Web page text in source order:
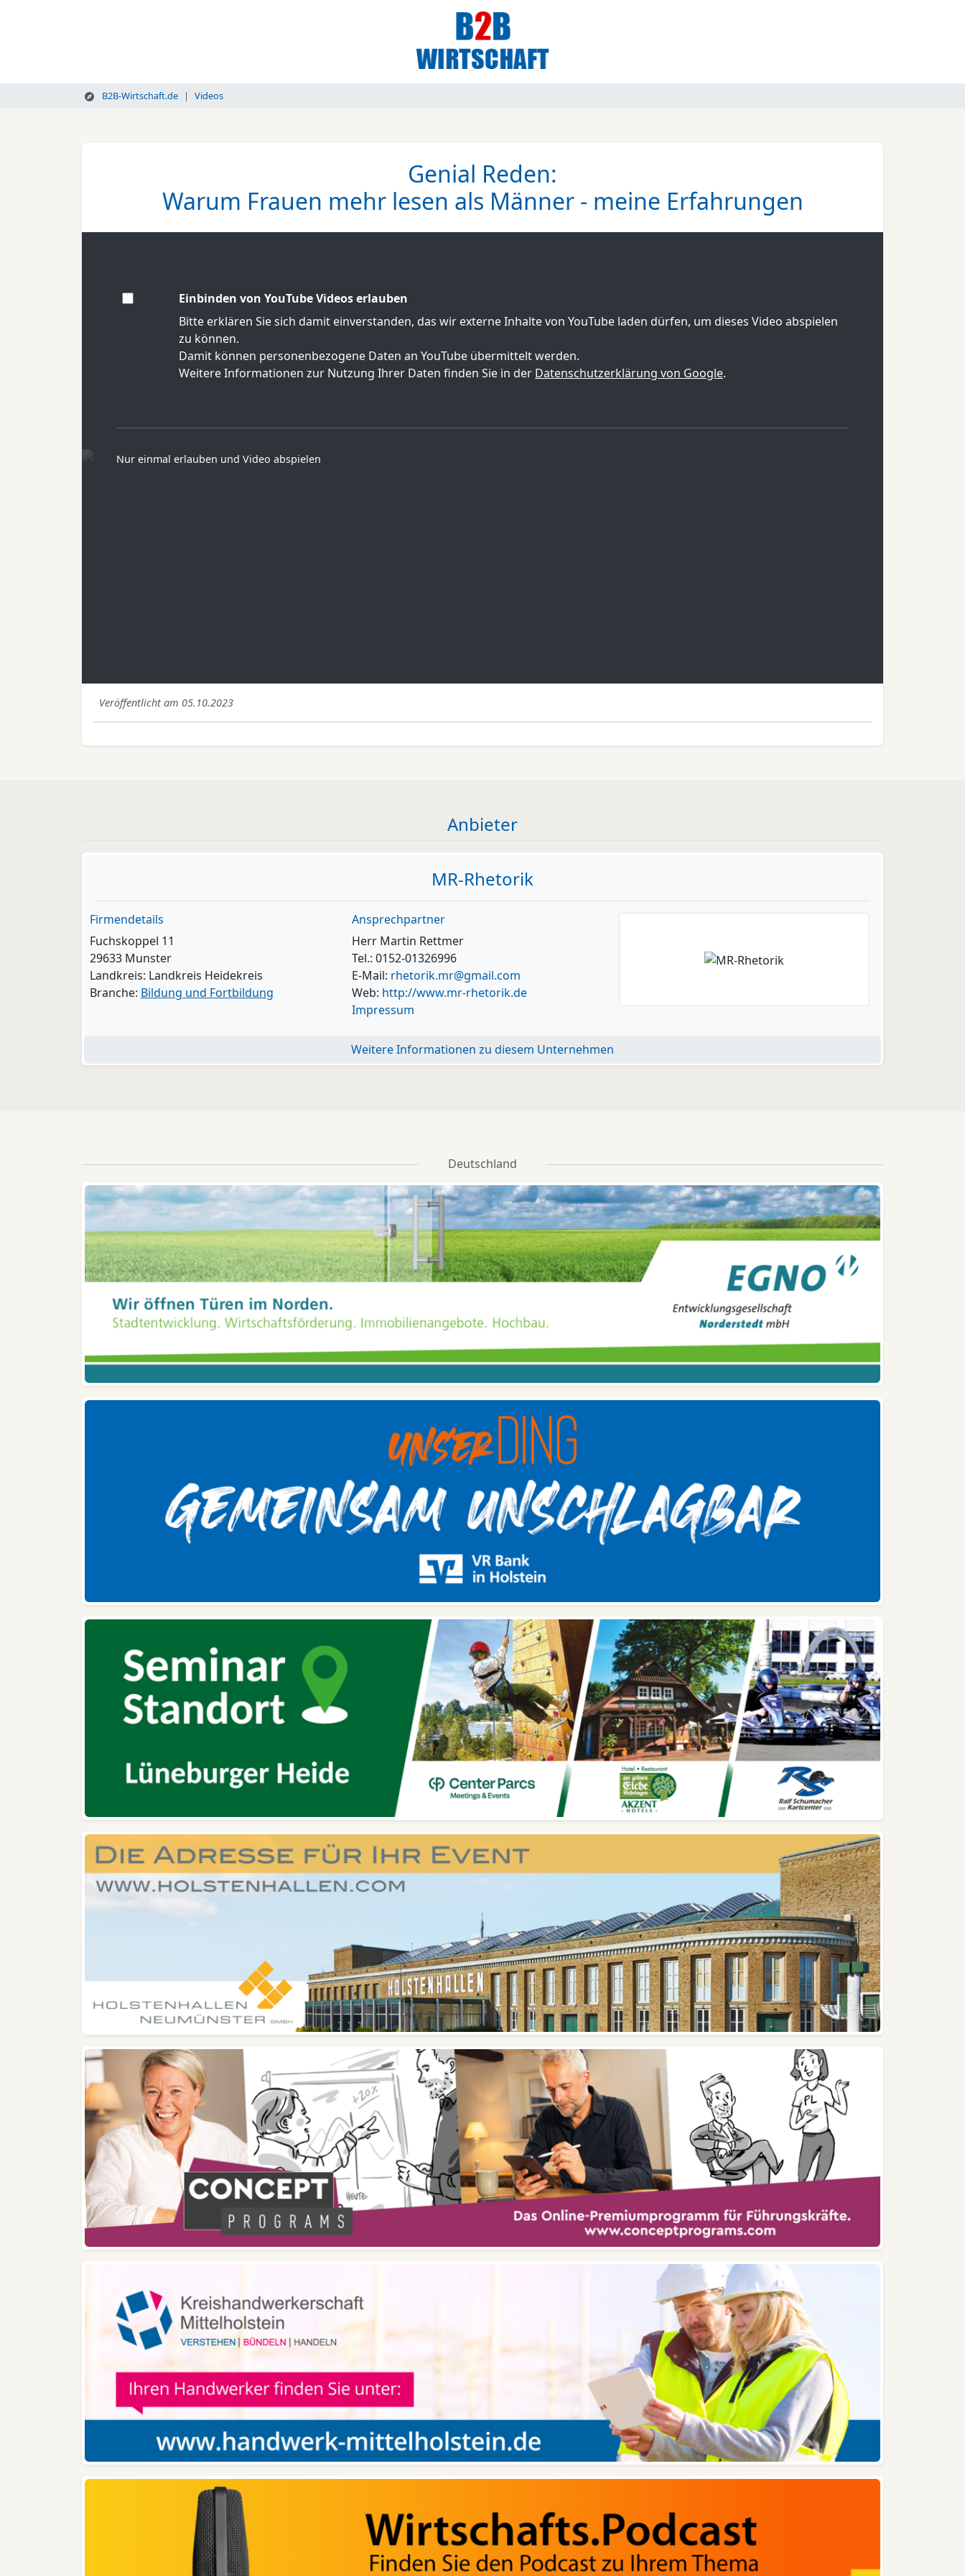
B2B-Wirtschaft.de Videos
Genial Reden:
Warum Frauen mehr lesen als Männer - meine Erfahrungen
Einbinden von YouTube Videos erlauben
Bitte erklären Sie sich damit einverstanden, das wir externe Inhalte von YouTube laden dürfen, um dieses Video abspielen
zu können.
Damit können personenbezogene Daten an YouTube übermittelt werden.
Weitere Informationen zur Nutzung Ihrer Daten finden Sie in der Datenschutzerklärung von Google.
Nur einmal erlauben und Video abspielen
Veröffentlicht am 05.10.2023
Anbieter
MR-Rhetorik
Firmendetails
Fuchskoppel 11
29633 Munster
Landkreis: Landkreis Heidekreis
Branche: Bildung und Fortbildung
Ansprechpartner
Herr Martin Rettmer
Tel.: 0152-01326996
E-Mail: rhetorik.mr@gmail.com
Web: http://www.mr-rhetorik.de
Impressum
Weitere Informationen zu diesem Unternehmen
Deutschland